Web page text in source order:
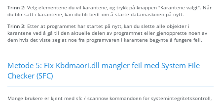
Trinn 2: Velg elementene du vil karantene, og trykk på knappen "Karantene valgt". Når
du blir satt i karantene, kan du bli bedt om å starte datamaskinen på nytt.
Trinn 3: Etter at programmet har startet på nytt, kan du slette alle objekter i
karantene ved å gå til den aktuelle delen av programmet eller gjenopprette noen av
dem hvis det viste seg at noe fra programvaren i karantene begynte å fungere feil.
Metode 5: Fix Kbdmaori.dll mangler feil med System File
Checker (SFC)
Mange brukere er kjent med sfc / scannow kommandoen for systemintegritetskontroll,